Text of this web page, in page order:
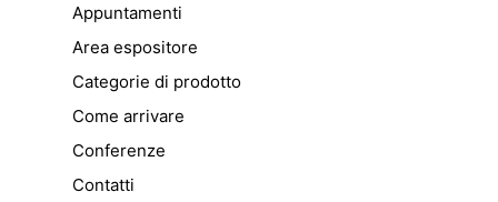
Appuntamenti
Area espositore
Categorie di prodotto
Come arrivare
Conferenze
Contatti